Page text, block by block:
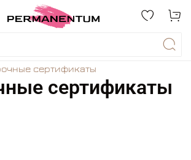
сертификаты
сертификаты